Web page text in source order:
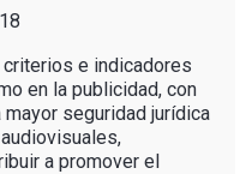
criterios e indicadores
en la publicidad, con
seguridad jurídica
a promover el